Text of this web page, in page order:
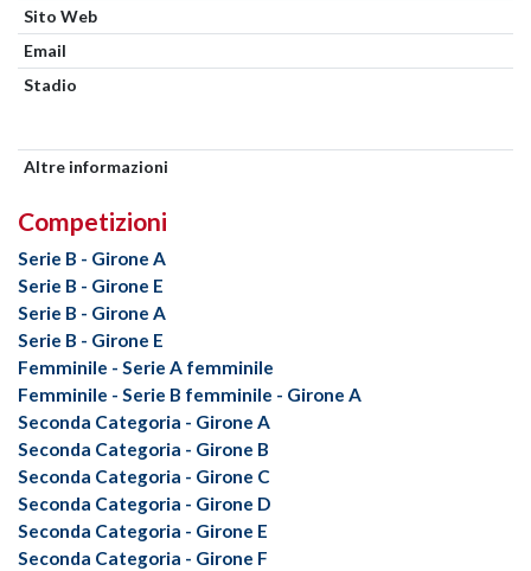
Sito Web
Email
Stadio
Altre informazioni
Competizioni
Serie B - Girone A
Serie B - Girone E
Serie B - Girone A
Serie B - Girone E
Femminile - Serie A femminile
Femminile - Serie B femminile - Girone A
Seconda Categoria - Girone A
Seconda Categoria - Girone B
Seconda Categoria - Girone C
Seconda Categoria - Girone D
Seconda Categoria - Girone E
Seconda Categoria - Girone F